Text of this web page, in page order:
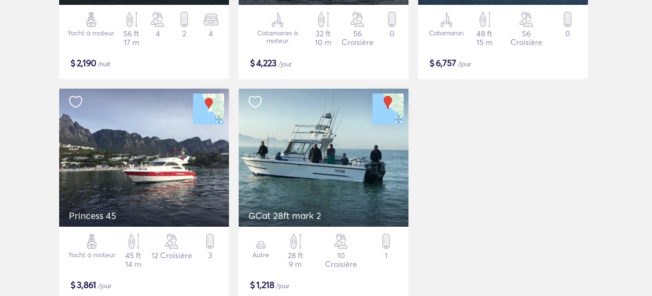
Yacht à moteur
56 ft
17 m
4 2 4
$2,190 /nuit
Catamaran à
moteur
32 ft
10 m
56
Croisière
0
$4,223 /jour
Catamaran
48 ft
15 m
56
Croisière
0
$6,757 /jour
Princess 45
Yacht à moteur
45 ft
14 m
12 Croisière 3
$3,861 /jour
GCat 28ft mark 2
Autre
28 ft
9 m
10
Croisière
1
$1,218/jour